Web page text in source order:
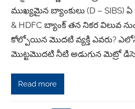
ముఖ్యమైన బ్యాంకులు (D – SIBS) ఏ
& HDFC బ్యాంక్ తన నికర విలువ
కోల్పోయిన మొదటి వ్యక్తి ఎవరు?
మొట్టమొదటి నీటి అడుగున మెట్రో
Read more